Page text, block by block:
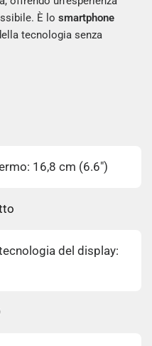
È losmartphone
tecnologia senza
16,8 cm (6.6")
del display: